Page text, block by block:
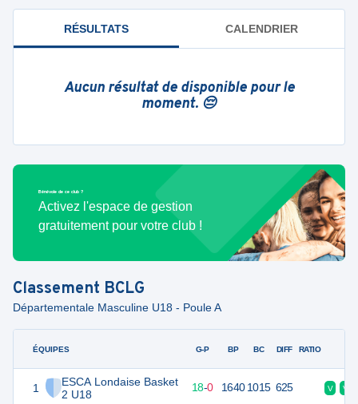
RÉSULTATS CALENDRIER
Aucun résultat de disponible pour le
moment. 😔
Bénévole de ce club ?
Activez l'espace de gestion
gratuitement pour votre club !
Classement BCLG
Départementale Masculine U18 - Poule A
ÉQUIPES
1
ESCA Londaise Basket
2 U18
G-P BP BC DIFF RATIO
36 18 18-0 1640 1015 625 V V